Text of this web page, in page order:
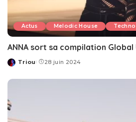
Actus Melodic House Techno
ANNA sort sa compilation
Posted
Triou 28 juin 2024